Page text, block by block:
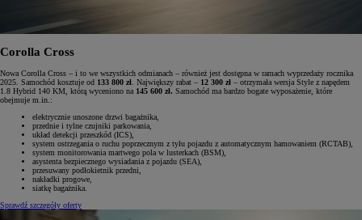
Corolla Cross
Nowa Corolla Cross – i to we wszystkich odmianach – również jest dostępna w ramach wyprzedaży rocznika
2025. Samochód kosztuje od 133 800 zł. Największy rabat – 12 300 zł – otrzymała wersja Style z napędem
1.8 Hybrid 140 KM, którą wyceniono na 145 600 zł. Samochód ma bardzo bogate wyposażenie, które
obejmuje m.in.:
elektrycznie unoszone drzwi bagażnika,
przednie i tylne czujniki parkowania,
układ detekcji przeszkód (ICS),
system ostrzegania o ruchu poprzecznym z tyłu pojazdu z automatycznym hamowaniem (RCTAB),
system monitorowania martwego pola w lusterkach (BSM),
asystenta bezpiecznego wysiadania z pojazdu (SEA),
przesuwany podłokietnik przedni,
nakładki progowe,
siatkę bagażnika.
Sprawdź szczegóły oferty